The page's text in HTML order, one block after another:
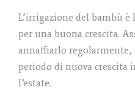
L’irrigazione del bambù
per una buona crescita.
annaffiarlo
periodo di nuova crescita
l’estate.